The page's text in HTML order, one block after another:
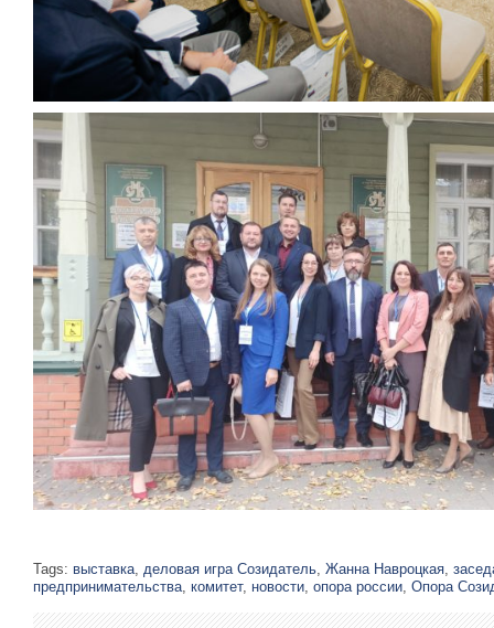
Tags: выставка, деловая игра Созидатель, Жанна Навроцкая,
предпринимательства, комитет, новости, опора россии, Опора